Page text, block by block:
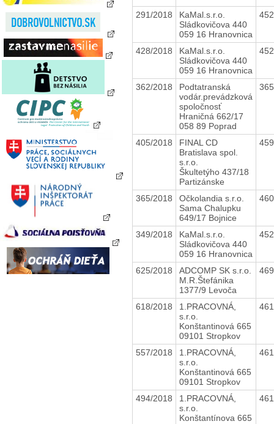
291/2018
KaMal.s.r.o.
Sládkovičova 440
059 16 Hranovnica
428/2018
KaMal.s.r.o.
Sládkovičova 440
059 16 Hranovnica
362/2018
Podtatranská
vodár.prevádzková
spoločnosť
Hraničná 662/17
058 89 Poprad
405/2018
FINAL CD
Bratislava spol.
s.r.o.
Škultetýho 437/18
Partizánske
365/2018
Očkolandia s.r.o.
Sama Chalupku
649/17 Bojnice
349/2018
KaMal.s.r.o.
Sládkovičova 440
059 16 Hranovnica
625/2018
ADCOMP SK s.r.o.
M.R.Štefánika
1377/9 Levoča
618/2018
1.PRACOVNÁ,
s.r.o.
Konštantinová 665
09101 Stropkov
557/2018
1.PRACOVNÁ,
s.r.o.
Konštantinová 665
09101 Stropkov
494/2018
1.PRACOVNÁ,
s.r.o.
Konštantínova 665